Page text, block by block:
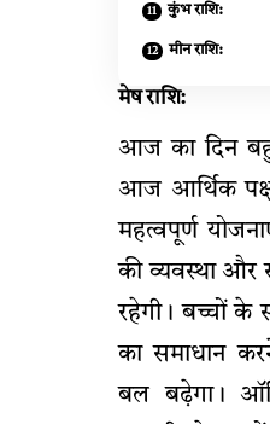
कुंभ राशि:
मीन राशि:
मेष राशि:
आज का दिन
आज आर्थिक
महत्वपूर्ण
की व्यवस्था और
रहेगी। बच्चों
का समाधान
बल बढ़ेगा।